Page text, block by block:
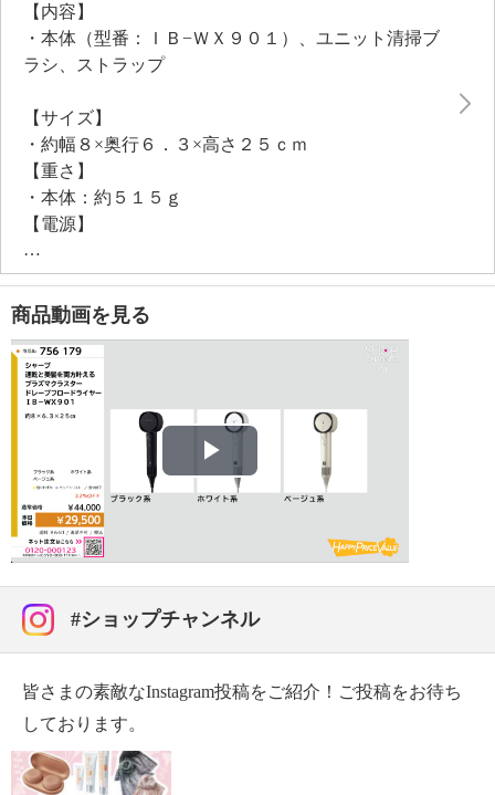
を抑制。
熱ダメージから髪を守るセンシングモードは、髪が熱
くなることを防ぎ、熱ダメージや過乾燥から髪を守り
ハンドル部分にモーターを収めた設計により、手首へ
の負担も軽減。
洗練されたデザインは、使用時も収納時もスマート
に。
時短ヘアドライに、美髪ケアにと、髪のお手入れに欠
かせない一品になりそう。
【内容】
・本体（型番：ＩＢ−ＷＸ９０１）、ユニット清掃ブ
ラシ、ストラップ
【サイズ】
・約幅８×奥行６．３×高さ２５ｃｍ
【重さ】
・本体：約５１５ｇ
【電源】
・ＡＣ１００Ｖ ５０Ｈｚ／６０Ｈｚ
【コードの長さ】
・約１．７ｍ
【消費電力】
・１２００Ｗ（ＨＯＴ／ＴＵＲＢＯ運転時）
【電気代（目安）】
・ＨＯＴ／ＴＵＲＢＯ運転１０分：約６．２５円
※電気代計算式：
１．２ｋＷ（電力）×０．１６８（時間）×３１（電
力料金目安２０２２年７月改定）＝６．２４９円
【商品仕様詳細】
・温風温度：約９５℃（室温３０℃ ＨＯＴ／ＤＲＹ
運転時）
時）
・必ず電源スイッチを切り、電源プラグをコンセント
から抜き、製品が冷めてからおこなう。
＜本体：汚れたら＞
・表面を柔らかい布で拭く。
商品動画を見る
Play
#ショップチャンネル
皆さまの素敵なInstagram投稿をご紹介！ご投稿をお待ち
しております。